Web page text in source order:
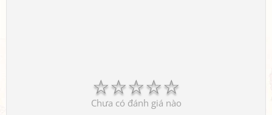
☆
☆
☆
☆
☆
Chưa có đánh giá nào